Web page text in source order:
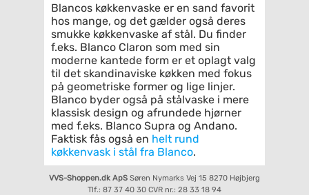
Blancos køkkenvaske er en sand favorit
hos mange, og det gælder også deres
smukke køkkenvaske af stål. Du finder
f.eks. Blanco Claron som med sin
moderne kantede form er et oplagt valg
til det skandinaviske køkken med fokus
på geometriske former og lige linjer.
Blanco byder også på stålvaske i mere
klassisk design og afrundede hjørner
med f.eks. Blanco Supra og Andano.
Faktisk fås også en helt rund
køkkenvask i stål fra Blanco.
VVS-Shoppen.dk ApS Søren Nymarks Vej 15 8270 Højbjerg
Tlf.: 87 37 40 30 CVR nr.: 28 33 18 94